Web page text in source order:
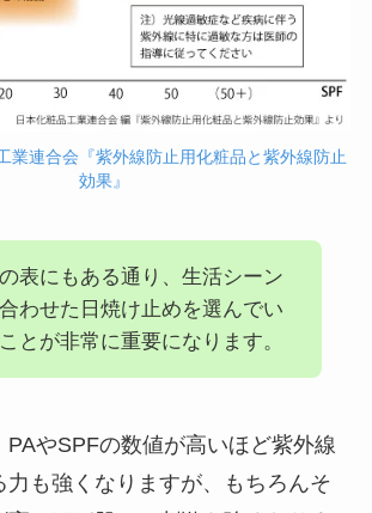
業連合会『紫外線防止用化粧品と紫外線防止
効果』
表にもある通り、生活シーン
わせた日焼け止めを選んでい
とが非常に重要になります。
PAやSPFの数値が高いほど紫外線
力も強くなりますが、もちろんそ